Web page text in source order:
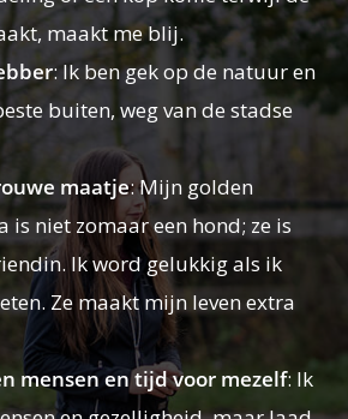
maakt me blij.
: Ik ben gek op de natuur en
buiten, weg van de stadse
maatje: Mijn golden
is niet zomaar een hond; ze is
Ik word gelukkig als ik
Ze maakt mijn leven extra
mensen en tijd voor mezelf: Ik